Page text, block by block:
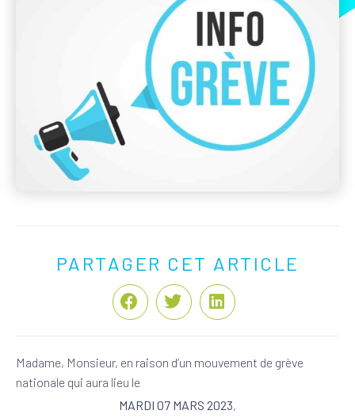
PARTAGER CET ARTICLE
Madame, Monsieur, en raison d’un mouvement de grève
nationale qui aura lieu le
MARDI 07 MARS 2023,